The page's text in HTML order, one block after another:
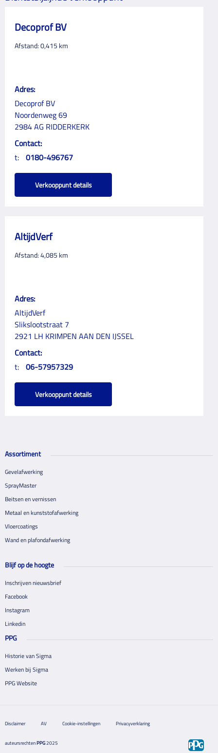
Decoprof BV
Afstand:0,415 km
Adres:
Decoprof BV
Noordenweg 69
2984 AG RIDDERKERK
Contact:
t: 0180-496767
Verkooppunt details
AltijdVerf
Afstand:4,085 km
Adres:
AltijdVerf
Slikslootstraat 7
2921 LH KRIMPEN AAN DEN IJSSEL
Contact:
t: 06-57957329
Verkooppunt details
Assortiment
Gevelafwerking
SprayMaster
Beitsen en vernissen
Metaal en kunststofafwerking
Vloercoatings
Wand en plafondafwerking
Blijf op de hoogte
Inschrijven nieuwsbrief
Facebook
Instagram
Linkedin
PPG
Historie van Sigma
Werken bij Sigma
PPG Website
Disclaimer AV Cookie-instellingen Privacyverklaring
auteursrechtenPPG2025